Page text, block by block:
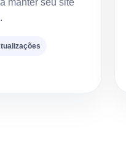
manter seu site